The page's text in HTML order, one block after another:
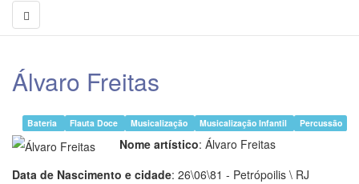
Álvaro Freitas
Bateria Flauta Doce Musicalização Musicalização Infantil Percussão
Nome artístico: Álvaro Freitas
Data de Nascimento e cidade: 26\06\81 - Petrópoilis \ RJ